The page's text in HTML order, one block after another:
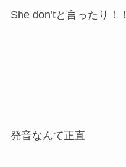
She don’tと言ったり！！
発音なんて正直